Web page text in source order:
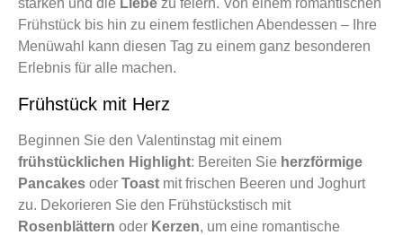
stärken und die Liebe zu feiern. Von einem romantischen
Frühstück bis hin zu einem festlichen Abendessen – Ihre
Menüwahl kann diesen Tag zu einem ganz besonderen
Erlebnis für alle machen.
Frühstück mit Herz
Beginnen Sie den Valentinstag mit einem
frühstücklichen Highlight: Bereiten Sie herzförmige
Pancakes oder Toast mit frischen Beeren und Joghurt
zu. Dekorieren Sie den Frühstückstisch mit
Rosenblättern oder Kerzen, um eine romantische